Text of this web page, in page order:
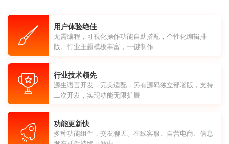
用户体验绝佳
无需编程，可视化操作功能自助搭配，个性化编辑排
版。行业主题模板丰富，一键制作
行业技术领先
源生语言开发，完美适配，另有源码独立部署版，支持
二次开发，实现功能无限扩展
功能更新快
多种功能组件，交友聊天、在线客服、自营电商、信息